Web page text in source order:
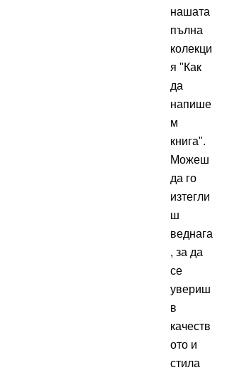
нашата
пълна
колекци
я "Как
да
напише
м
книга".
Можеш
да го
изтегли
ш
веднага
, за да
се
увериш
в
качеств
ото и
стила